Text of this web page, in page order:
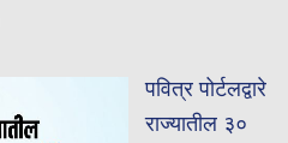
पवित्र पोर्टलद्वारे
राज्यातील ३०